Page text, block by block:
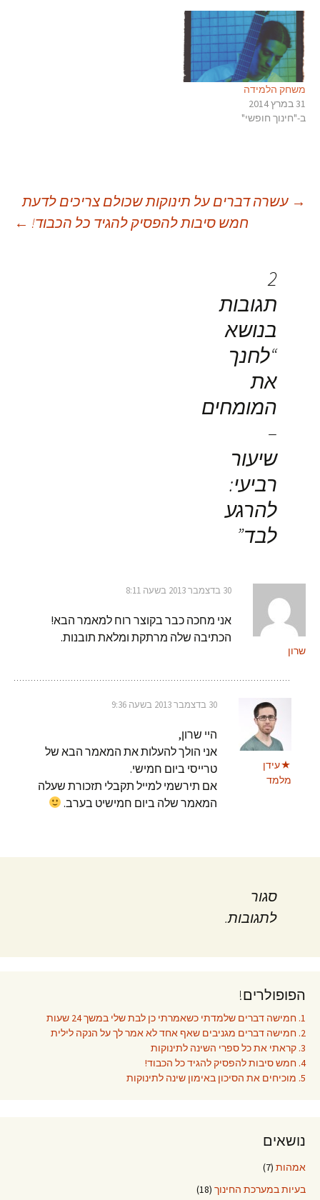
משחק הלמידה
31 במרץ 2014
ב-"חינוך חופשי"
ניווט
→ עשרה דברים על תינוקות שכולם צריכים לדעת
חמש סיבות להפסיק להגיד כל הכבוד! ←
2
תגובות
בנושא
“לחנך
את
המומחים
–
שיעור
רביעי:
להרגע
לבד”
שרון
30 בדצמבר 2013 בשעה 8:11
אני מחכה כבר בקוצר רוח למאמר הבא!
הכתיבה שלה מרתקת ומלאת תובנות.
עידן
מלמד
30 בדצמבר 2013 בשעה 9:36
היי שרון,
אני הולך להעלות את המאמר הבא של
טרייסי ביום חמישי.
אם תירשמי למייל תקבלי תזכורת שעלה
המאמר שלה ביום חמישיט בערב.
סגור
לתגובות.
הפופולרים!
1. חמישה דברים שלמדתי כשאמרתי כן לבת שלי במשך 24 שעות
2. חמישה דברים מגניבים שאף אחד לא אמר לך על הנקה לילית
3. קראתי את כל ספרי השינה לתינוקות
4. חמש סיבות להפסיק להגיד כל הכבוד!
5. מוכיחים את הסיכון באימון שינה לתינוקות
נושאים
אמהות (7)
בעיות במערכת החינוך (18)